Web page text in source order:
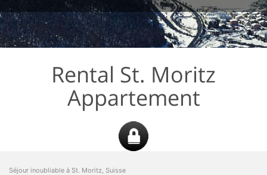
Rental St. Moritz
Appartement
Séjour inoubliable à St. Moritz, Suisse